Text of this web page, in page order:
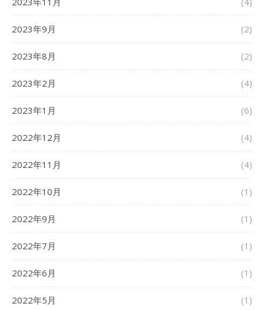
2023年9月 (2)
2023年8月 (2)
2023年2月 (4)
2023年1月 (6)
2022年12月 (4)
2022年11月 (4)
2022年10月 (1)
2022年9月 (1)
2022年7月 (1)
2022年6月 (1)
2022年5月 (1)